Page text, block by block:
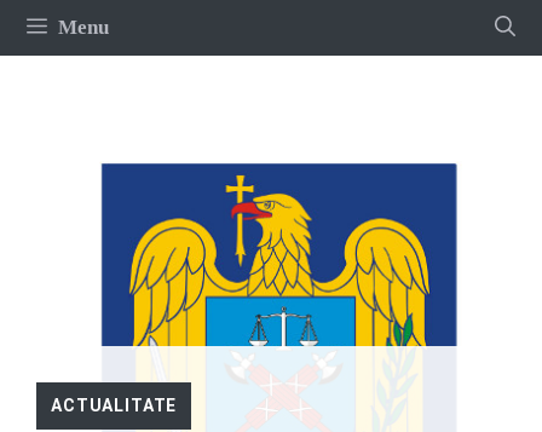
Sari
Menu
ACTUALITATE